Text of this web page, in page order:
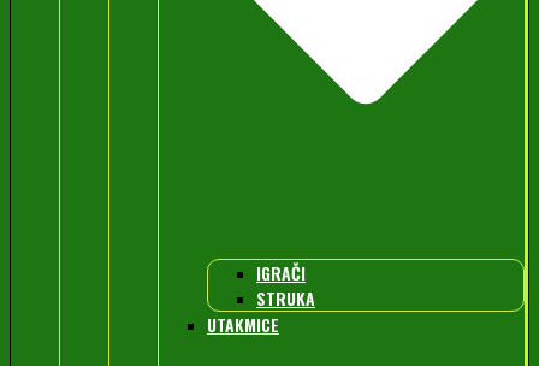
IGRAČI
STRUKA
UTAKMICE